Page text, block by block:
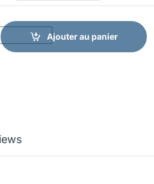
inoxydable avec bords de
Ajouter au panier